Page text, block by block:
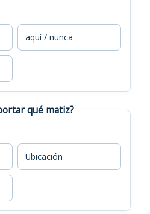
aquí / nunca
qué matiz?
Ubicación